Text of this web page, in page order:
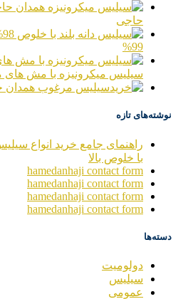
حاجی
سیلیس میکرونیزه با مش های
نوشته‌های تازه
راهنمای جامع خرید انواع سیلیس
با خلوص بالا
hamedanhaji contact form
hamedanhaji contact form
hamedanhaji contact form
hamedanhaji contact form
دسته‌ها
دولومیت
سیلیس
عمومی